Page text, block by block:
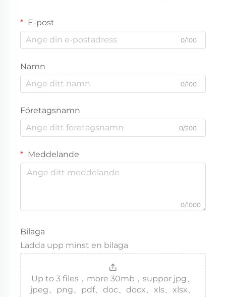
E-post
0/100
Namn
0/100
Företagsnamn
0/200
Meddelande
0/1000
Bilaga
Ladda upp minst en bilaga
Up to 3 files，more 30mb，suppor jpg、
jpeg、png、pdf、doc、docx、xls、xlsx、